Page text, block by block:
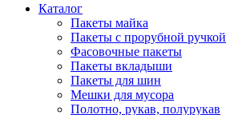
Каталог
Пакеты майка
Пакеты с прорубной ручкой
Фасовочные пакеты
Пакеты вкладыши
Пакеты для шин
Мешки для мусора
Полотно, рукав, полурукав